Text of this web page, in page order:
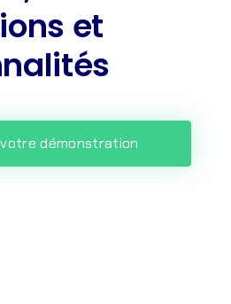
et
démonstration